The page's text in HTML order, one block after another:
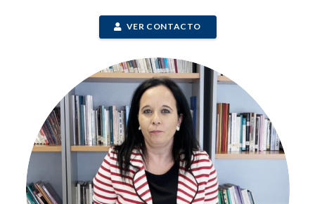
VER CONTACTO